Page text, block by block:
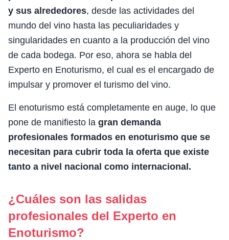
y sus alrededores, desde las actividades del
mundo del vino hasta las peculiaridades y
singularidades en cuanto a la producción del vino
de cada bodega. Por eso, ahora se habla del
Experto en Enoturismo, el cual es el encargado de
impulsar y promover el turismo del vino.
El enoturismo está completamente en auge, lo que
pone de manifiesto la gran demanda
profesionales formados en enoturismo que se
necesitan para cubrir toda la oferta que existe
tanto a nivel nacional como internacional.
¿Cuáles son las salidas
profesionales del Experto en
Enoturismo?